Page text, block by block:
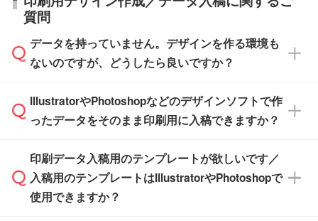
ル」に注文予定日をご入力いただくと、おおよ
その締切日や出荷目安をご確認いただけます。
品が決まりましたらお早めのご発注をお願いい
たします。
※土日祝日を除く営業日換算です。
※沖縄・離島は追加日数がかかります。
※最短出荷日は商品によって異なります。各商
品ページにてご確認ください
す。(白箱、化粧箱、ブリスターパックなど)
【袋入り】 商品がひとつずつ袋に入っていま
す。(透明袋、デザイン袋など)
【個包装なし】 個包装がされていない状態で
※化粧箱から白箱への入れ替えや、オリジナル
箱の作成は原則承っておりません。
直接納品は行っておりませんので予めご了承く
ださい。
質問
データを持っていません。デザインを作る環境も
ないのですが、どうしたら良いですか？
無料の「デザインシミュレーター」を使えば、
PCやスマホから簡単にデザインを作成できま
ザインソフトがなくても安心です。
また、「データ作成サービス
IllustratorやPhotoshopなどのデザインソフトで作
ったデータをそのまま印刷用に入稿できますか？
IllustratorやPhotoshop、CLIP STUDIOなどのデ
ザインソフトでこだわりのデザインを作成した
い方は、完全データ入稿
印刷データ入稿用のテンプレートが欲しいです／
入稿用のテンプレートはIllustratorやPhotoshopで
使用できますか？